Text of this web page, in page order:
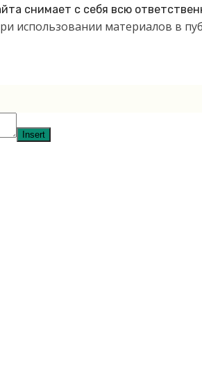
снимает с себя всю
использовании материалов в
Insert